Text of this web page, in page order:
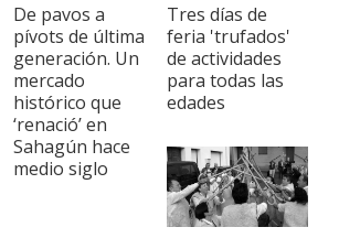
De pavos a
pívots de última
generación. Un
mercado
histórico que
‘renació’ en
Sahagún hace
medio siglo
Tres días de
feria 'trufados'
de actividades
para todas las
edades